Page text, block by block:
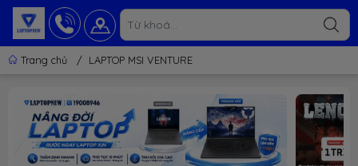
Trang chủ / LAPTOP MSI VENTURE